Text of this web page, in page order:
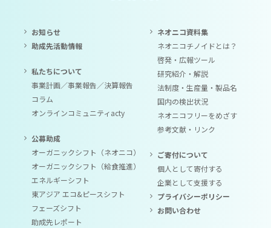
お知らせ
助成先活動情報
私たちについて
事業計画／事業報告／決算報告
コラム
オンラインコミュニティacty
公募助成
オーガニックシフト（ネオニコ）
オーガニックシフト（給食推進）
エネルギーシフト
東アジア エコ&ピースシフト
フェーズシフト
助成先レポート
ネオニコ資料集
ネオニコチノイドとは？
啓発・広報ツール
研究紹介・解説
法制度・生産量・製品名
国内の検出状況
ネオニコフリーをめざす
参考文献・リンク
ご寄付について
個人として寄付する
企業として支援する
プライバシーポリシー
お問い合わせ